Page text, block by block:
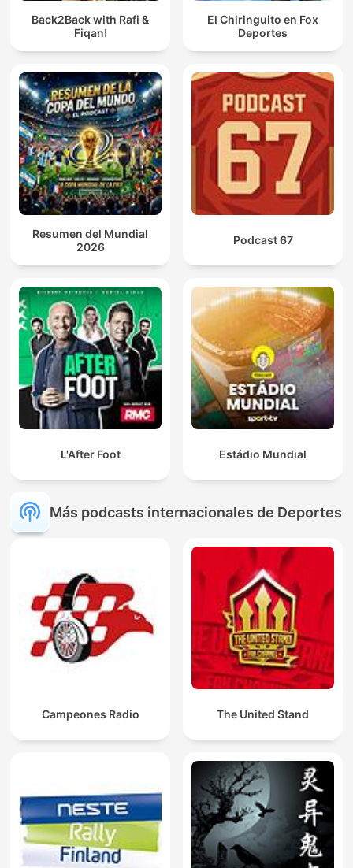
Back2Back with Rafi &
Fiqan!
El Chiringuito en Fox
Deportes
Resumen del Mundial
2026
Podcast 67
L'After Foot Estádio Mundial
Más podcasts internacionales de Deportes
Campeones Radio The United Stand